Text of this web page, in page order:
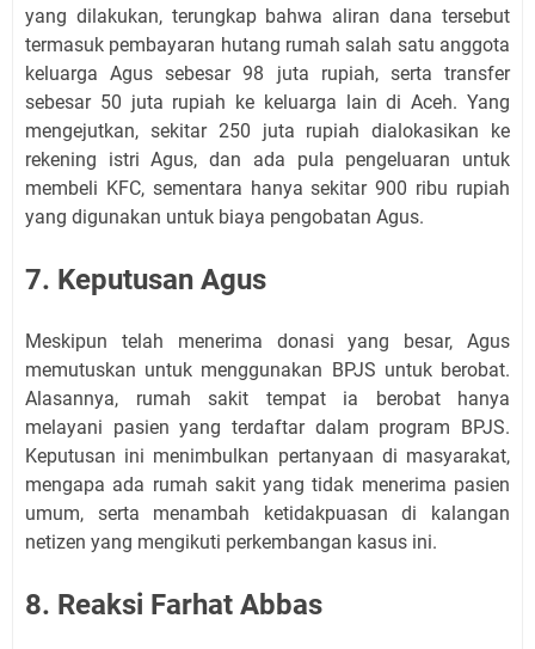
yang dilakukan, terungkap bahwa aliran dana tersebut
termasuk pembayaran hutang rumah salah satu anggota
keluarga Agus sebesar 98 juta rupiah, serta transfer
sebesar 50 juta rupiah ke keluarga lain di Aceh. Yang
mengejutkan, sekitar 250 juta rupiah dialokasikan ke
rekening istri Agus, dan ada pula pengeluaran untuk
membeli KFC, sementara hanya sekitar 900 ribu rupiah
yang digunakan untuk biaya pengobatan Agus.
7. Keputusan Agus
Meskipun telah menerima donasi yang besar, Agus
memutuskan untuk menggunakan BPJS untuk berobat.
Alasannya, rumah sakit tempat ia berobat hanya
melayani pasien yang terdaftar dalam program BPJS.
Keputusan ini menimbulkan pertanyaan di masyarakat,
mengapa ada rumah sakit yang tidak menerima pasien
umum, serta menambah ketidakpuasan di kalangan
netizen yang mengikuti perkembangan kasus ini.
8. Reaksi Farhat Abbas